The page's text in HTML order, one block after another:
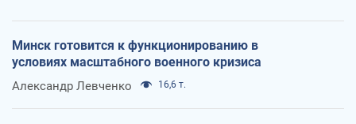
Минск готовится к функционированию в
условиях масштабного военного кризиса
Александр Левченко 16,6 т.